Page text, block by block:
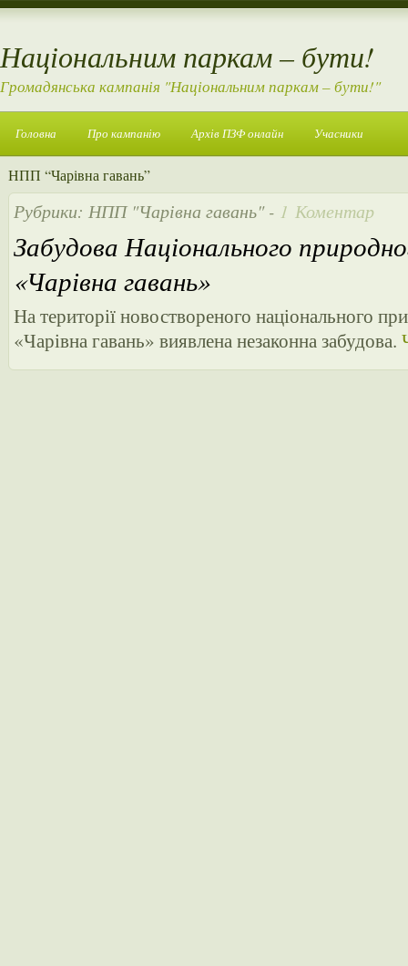
Національним паркам – бути!
Громадянська кампанія "Національним паркам – бути!"
Головна Про кампанію Архів ПЗФ онлайн Учасники
НПП “Чарівна гавань”
Рубрики: НПП "Чарівна гавань"- 1 Коментар
Забудова Національного
«Чарівна гавань»
На території новоствореного національного
«Чарівна гавань» виявлена незаконна забудова.